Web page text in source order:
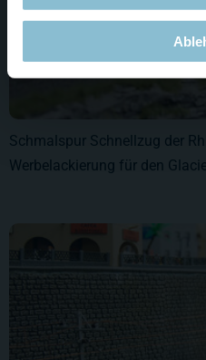
Schmalspur Schnellzug der
Werbelackierung für den